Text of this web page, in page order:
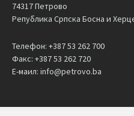
74317 Петрово
Република Српска Босна и
Телефон: +387 53 262 700
Факс: +387 53 262 720
Е-маил: info@petrovo.ba